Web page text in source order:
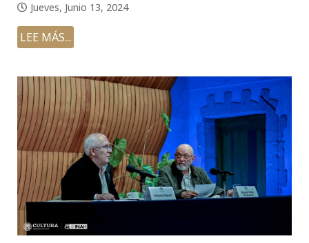
Jueves, Junio 13, 2024
LEE MÁS...